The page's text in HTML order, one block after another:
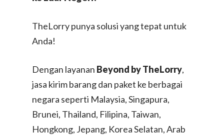
TheLorry punya solusi yang tepat untuk
Anda!
Dengan layanan Beyond by TheLorry,
jasa kirim barang dan paket ke berbagai
negara seperti Malaysia, Singapura,
Brunei, Thailand, Filipina, Taiwan,
Hongkong, Jepang, Korea Selatan, Arab